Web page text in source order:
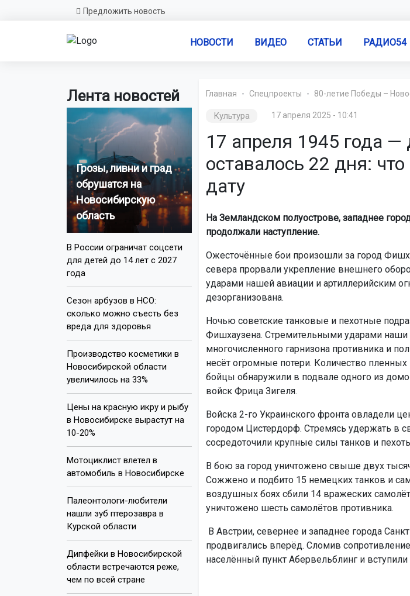
Предложить новость
НОВОСТИ ВИДЕО СТАТЬИ РАДИО54
Лента новостей
Грозы, ливни и град
обрушатся на
Новосибирскую
область
В России ограничат соцсети
для детей до 14 лет с 2027
года
Сезон арбузов в НСО:
сколько можно съесть без
вреда для здоровья
Производство косметики в
Новосибирской области
увеличилось на 33%
Цены на красную икру и рыбу
в Новосибирске вырастут на
10-20%
Мотоциклист влетел в
автомобиль в Новосибирске
Палеонтологи-любители
нашли зуб птерозавра в
Курской области
Дипфейки в Новосибирской
области встречаются реже,
чем по всей стране
Главная Спецпроекты 80-летие Победы –
Культура 17 апреля 2025 - 10:41
17 апреля 1945 года
оставалось 22 дня:
дату
На Земландском полуострове, западнее
продолжали наступление.
Ожесточённые бои произошли за город
севера прорвали укрепление внешнего
ударами нашей авиации и артиллерийским
дезорганизована.
Ночью советские танковые и пехотные
Фишхаузена. Стремительными ударами наши
многочисленного гарнизона противника и
несёт огромные потери. Количество
бойцы обнаружили в подвале одного из
войск Фрица Зигеля.
Войска 2-го Украинского фронта овладели
городом Цистердорф. Стремясь удержать в
сосредоточили крупные силы танков и
В бою за город уничтожено свыше двух
Сожжено и подбито 15 немецких танков и
воздушных боях сбили 14 вражеских
уничтожено шесть самолётов противника.
В Австрии, севернее и западнее города
продвигались вперёд. Сломив
населённый пункт Абервельблинг и